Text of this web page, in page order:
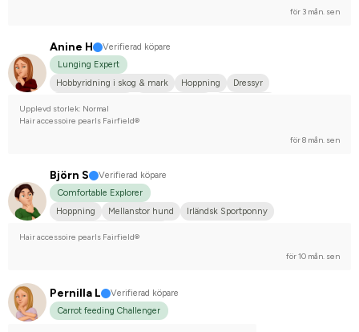
för 3 mån. sen
Anine H
Verifierad köpare
Lunging Expert
Hobbyridning i skog & mark
Hoppning
Dressyr
Tävlingsrider på hobbynivå
Upplevd storlek: Normal
Hair accessoire pearls Fairfield®
för 8 mån. sen
Björn S
Verifierad köpare
Comfortable Explorer
Hoppning
Mellanstor hund
Irländsk Sportponny
Hair accessoire pearls Fairfield®
för 10 mån. sen
Pernilla L
Verifierad köpare
Carrot feeding Challenger